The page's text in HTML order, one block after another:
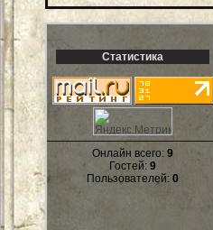
Статистика
Онлайн всего: 9
Гостей: 9
Пользователей: 0